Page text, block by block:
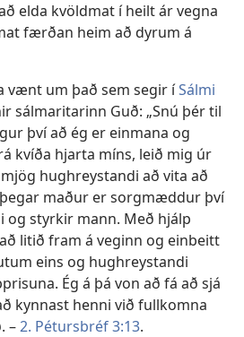
elda kvöldmat í heilt ár vegna
færðan heim að dyrum á
vænt um það sem segir íSálmi
sálmaritarinn Guð: „Snú þér til
því að ég er einmana og
kvíða hjarta míns, leið mig úr
hughreystandi að vita að
maður er sorgmæddur því
og styrkir mann. Með hjálp
litið fram á veginn og einbeitt
eins og hughreystandi
Ég á þá von að fá að sjá
kynnast henni við fullkomna
–2. Pétursbréf 3:13.